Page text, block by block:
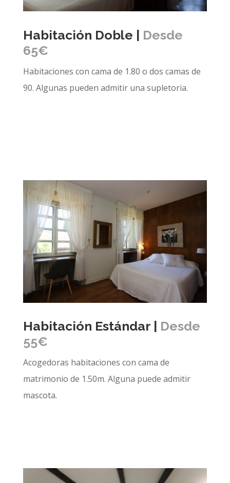
Habitación Doble | Desde
65€
Habitaciones con cama de 1.80 o dos camas de
90. Algunas pueden admitir una supletoria.
Habitación Estándar | Desde
55€
Acogedoras habitaciones con cama de
matrimonio de 1.50m. Alguna puede admitir
mascota.